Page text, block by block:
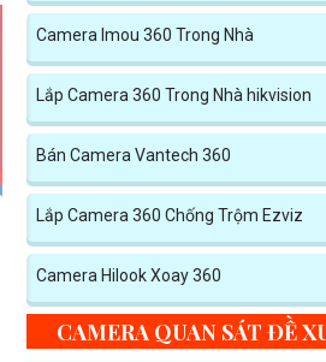
Camera Imou 360 Trong Nhà
Lắp Camera 360 Trong Nhà hikvision
Bán Camera Vantech 360
Lắp Camera 360 Chống Trộm Ezviz
Camera Hilook Xoay 360
CAMERA QUAN SÁT ĐỀ